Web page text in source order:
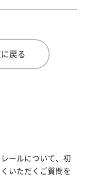
戻る
ールについて、初
いただくご質問を